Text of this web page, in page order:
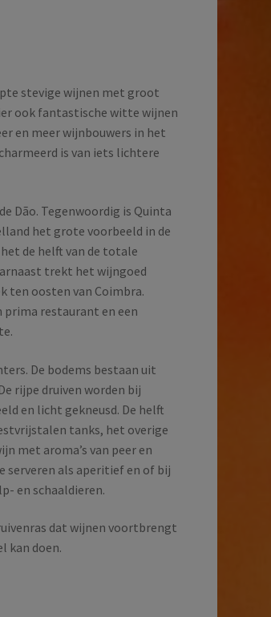
stevige wijnen met groot
ook fantastische witte wijnen
en meer wijnbouwers in het
is van iets lichtere
Dão. Tegenwoordig is Quinta
het grote voorbeeld in de
de helft van de totale
trekt het wijngoed
ten oosten van Coimbra.
prima restaurant en een
De bodems bestaan uit
rijpe druiven worden bij
en licht gekneusd. De helft
tanks, het overige
met aroma’s van peer en
serveren als aperitief en of bij
en schaaldieren.
dat wijnen voortbrengt
kan doen.